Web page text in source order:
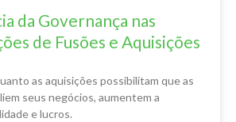
da Governança nas
de Fusões e Aquisições
as aquisições possibilitam que as
seus negócios, aumentem a
e lucros.